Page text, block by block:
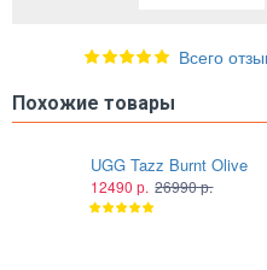
Всего
Похожие товары
UGG Tazz Burnt Olive
12490 р. 26990 р.